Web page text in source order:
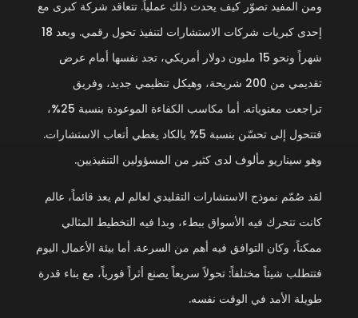
ومن المفيد تصوّر كيف يحدث ذلك عملياً. تتعاقد شركة كبرى مع
إحدى كبريات شركات الاستشارات لتنفيذ تحول رقمي. وبعد 18
شهراً ونحو 15 مليون دولار أمريكي، تجد نفسها أمام عرض
تقديمي من 200 شريحة، وهيكل تنظيمي جديد، وفريق
تراجعت معنوياته. أما مكاسب الكفاءة الموعودة بنسبة 25%،
فتتحول إلى تحسّن بنسبة 5% بالكاد يغطي أتعاب الاستشارات.
وهو سيناريو مألوف لدى كثير من المسؤولين التنفيذيين.
لقد صُمّم نموذج الاستشارات التقليدي لعالم لم يعد قائماً، عالم
كانت تتحرك فيه الأسواق ببطء، وبدا فيه التخطيط المثالي
ممكناً، وكان التوافق فيه أهم من السرعة. أما بيئة الأعمال اليوم
فتتطلب شيئاً مختلفاً: تحولاً سريعاً يصنع أثراً فورياً، مع بناء قدرة
طويلة الأمد في الوقت نفسه.